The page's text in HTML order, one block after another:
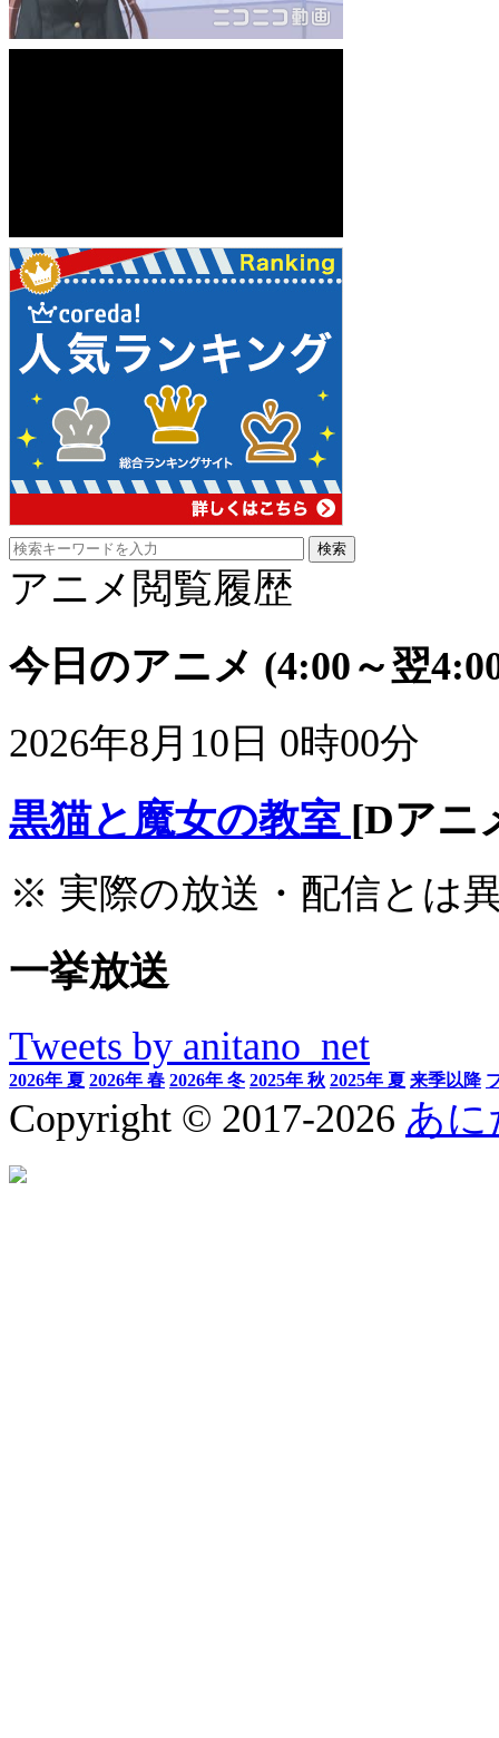
アニメ閲覧履歴
今日のアニメ (4:00～翌
2026年8月10日 0時00分
黒猫と魔女の教室 [Dアニ
※ 実際の放送・配信とは
一挙放送
Tweets by anitano_net
2026年 夏 2026年 春 2026年 冬 2025年 秋 2025年 夏 来季以降
Copyright © 2017-2026 あに